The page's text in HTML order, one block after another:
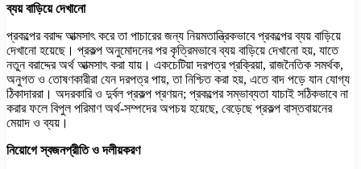
ব্যয় বাড়িয়ে দেখানো
প্রকল্পের বরাদ্দ আত্মসাৎ করে তা পাচারের জন্য নিয়মতান্ত্রিকভাবে প্রকল্পের ব্যয় বাড়িয়ে
দেখানো হয়েছে। প্রকল্প অনুমোদনের পর কৃত্রিমভাবে ব্যয় বাড়িয়ে দেখানো হয়, যাতে
নতুন বরাদ্দের অর্থ আত্মসাৎ করা যায়। একচেটিয়া দরপত্র প্রক্রিয়া, রাজনৈতিক সমর্থক,
অনুগত ও তোষণকারীরা যেন দরপত্র পায়, তা নিশ্চিত করা হয়, এতে বাদ পড়ে যান যোগ্য
ঠিকাদাররা। অদরকারি ও দুর্বল প্রকল্প প্রণয়ন; প্রকল্পের সম্ভাব্যতা যাচাই সঠিকভাবে না
করার ফলে বিপুল পরিমাণ অর্থ-সম্পদের অপচয় হয়েছে, বেড়েছে প্রকল্প বাস্তবায়নের
মেয়াদ ও ব্যয়।
নিয়োগে স্বজনপ্রীতি ও দলীয়করণ